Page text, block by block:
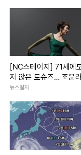
[NC스테이지] 71세에
지 않은 토슈즈… 조윤
간은 아직 현재형
뉴스컬처